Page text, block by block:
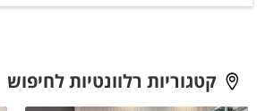
קטגוריות רלוונטיות לחיפוש